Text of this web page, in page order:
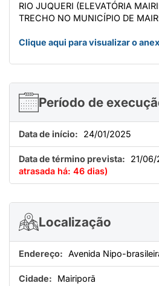
RIO JUQUERI (ELEVATÓRIA
TRECHO NO MUNICÍPIO DE
Clique aqui para visualizar o
Período de
Data de início: 24/01/2025
Data de término prevista: 21/
atrasada há: 46 dias)
Localização
Endereço: Avenida Nipo-
Cidade: Mairiporã